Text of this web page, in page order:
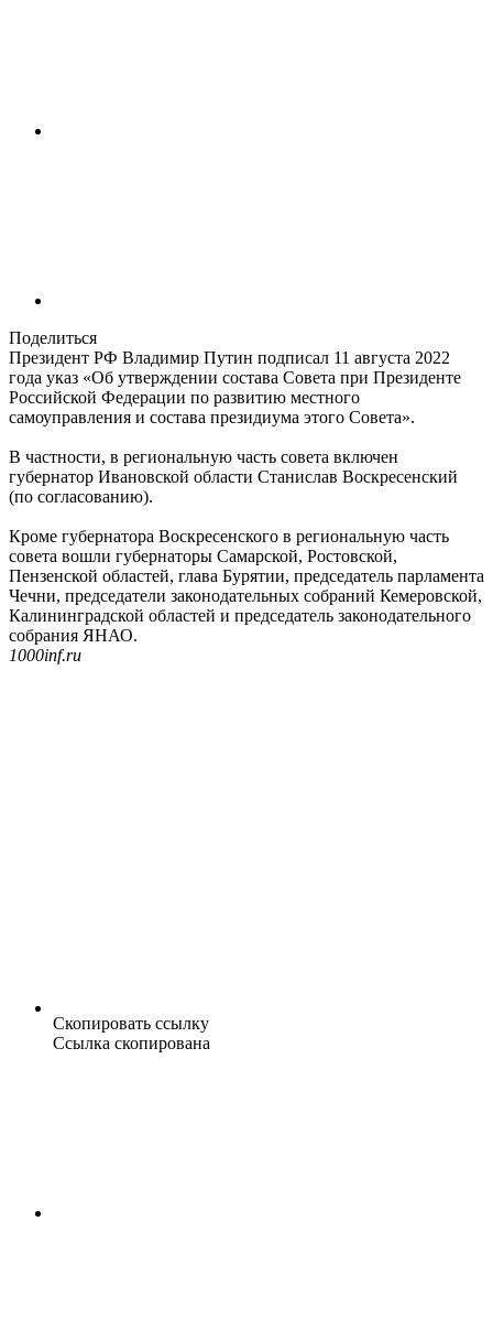
Поделиться
Президент РФ Владимир Путин подписал 11 августа 2022
года указ «Об утверждении состава Совета при Президенте
Российской Федерации по развитию местного
самоуправления и состава президиума этого Совета».
В частности, в региональную часть совета включен
губернатор Ивановской области Станислав Воскресенский
(по согласованию).
Кроме губернатора Воскресенского в региональную часть
совета вошли губернаторы Самарской, Ростовской,
Пензенской областей, глава Бурятии, председатель парламента
Чечни, председатели законодательных собраний Кемеровской,
Калининградской областей и председатель законодательного
собрания ЯНАО.
1000inf.ru
Скопировать ссылку
Ссылка скопирована